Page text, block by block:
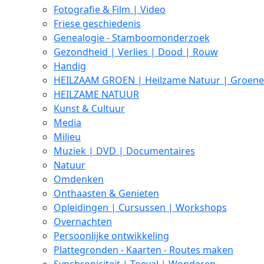
Fotografie & Film | Video
Friese geschiedenis
Genealogie - Stamboomonderzoek
Gezondheid | Verlies | Dood | Rouw
Handig
HEILZAAM GROEN | Heilzame Natuur |
HEILZAME NATUUR
Kunst & Cultuur
Media
Milieu
Muziek | DVD | Documentaires
Natuur
Omdenken
Onthaasten & Genieten
Opleidingen | Cursussen | Workshops
Overnachten
Persoonlijke ontwikkeling
Plattegronden - Kaarten - Routes maken